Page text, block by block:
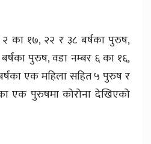
२ का १७, २२ र ३८ बर्षका पुरुष,
पुरुष, वडा नम्बर ६ का १६,
एक महिला सहित ५ पुरुष र
एक पुरुषमा कोरोना देखिएको